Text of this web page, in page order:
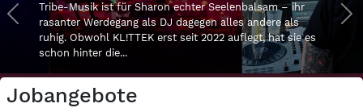
Tribe-Musik ist für Sharon echter Seelenbalsam – ihr
rasanter Werdegang als DJ dagegen alles andere als
ruhig. Obwohl KL!TTEK erst seit 2022 auflegt, hat sie es
schon hinter die...
Previous
Jobangebote